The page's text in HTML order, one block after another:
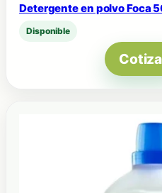
Detergente en polvo Foca
Disponible